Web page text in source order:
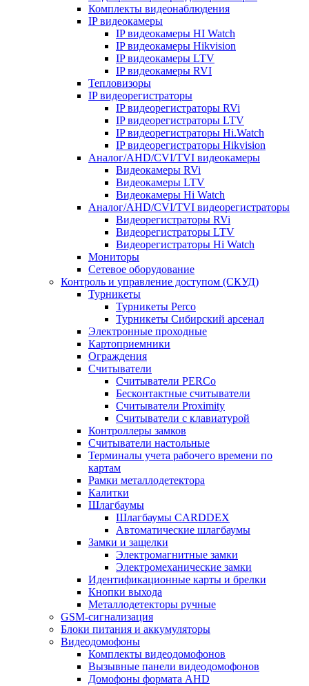
Комплекты видеонаблюдения
IP видеокамеры
IP видеокамеры HI Watch
IP видеокамеры Hikvision
IP видеокамеры LTV
IP видеокамеры RVI
Тепловизоры
IP видеорегистраторы
IP видеорегистраторы RVi
IP видеорегистраторы LTV
IP видеорегистраторы Hi.Watch
IP видеорегистраторы Hikvision
Аналог/AHD/CVI/TVI видеокамеры
Видеокамеры RVi
Видеокамеры LTV
Видеокамеры Hi Watch
Аналог/AHD/CVI/TVI видеорегистраторы
Видеорегистраторы RVi
Видеорегистраторы LTV
Видеорегистраторы Hi Watch
Мониторы
Сетевое оборудование
Контроль и управление доступом (СКУД)
Турникеты
Турникеты Perco
Турникеты Сибирский арсенал
Электронные проходные
Картоприемники
Ограждения
Считыватели
Считыватели PERCo
Бесконтактные считыватели
Считыватели Proximity
Считыватели с клавиатурой
Контроллеры замков
Считыватели настольные
Терминалы учета рабочего времени по
картам
Рамки металлодетектора
Калитки
Шлагбаумы
Шлагбаумы CARDDEX
Автоматические шлагбаумы
Замки и защелки
Электромагнитные замки
Электромеханические замки
Идентификационные карты и брелки
Кнопки выхода
Металлодетекторы ручные
GSM-сигнализация
Блоки питания и аккумуляторы
Видеодомофоны
Комплекты видеодомофонов
Вызывные панели видеодомофонов
Домофоны формата AHD